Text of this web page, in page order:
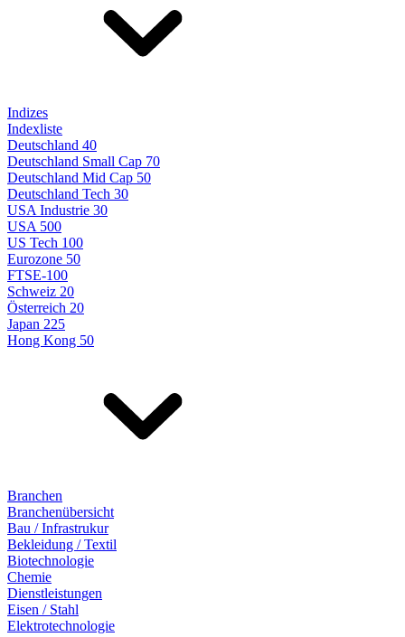
Indizes
Indexliste
Deutschland 40
Deutschland Small Cap 70
Deutschland Mid Cap 50
Deutschland Tech 30
USA Industrie 30
USA 500
US Tech 100
Eurozone 50
FTSE-100
Schweiz 20
Österreich 20
Japan 225
Hong Kong 50
Branchen
Branchenübersicht
Bau / Infrastrukur
Bekleidung / Textil
Biotechnologie
Chemie
Dienstleistungen
Eisen / Stahl
Elektrotechnologie